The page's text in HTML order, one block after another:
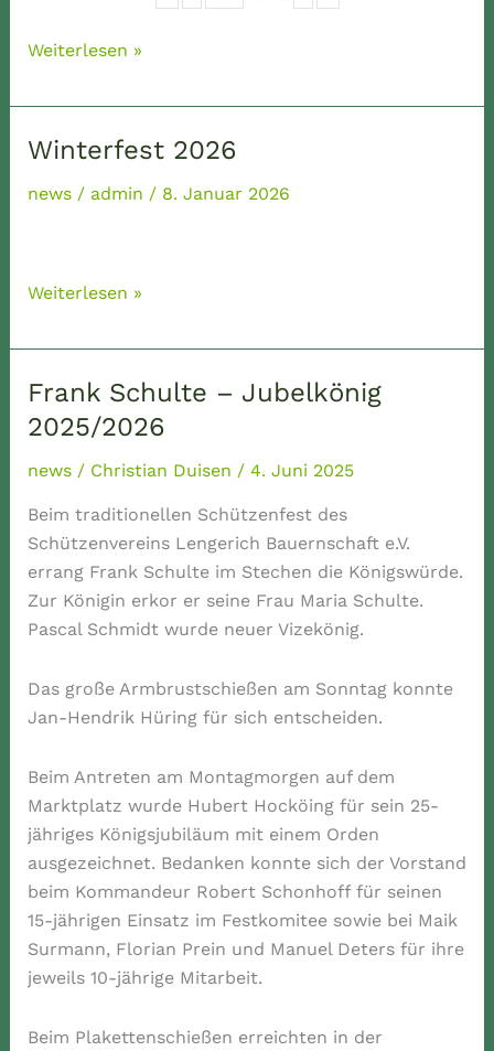
Schützenfest
Weiterlesen »
Winterfest 2026
news/ admin / 8. Januar 2026
Winterfest
Weiterlesen »
Frank Schulte – Jubelkönig
2025/2026
news/ Christian Duisen / 4. Juni 2025
Beim traditionellen Schützenfest des
Schützenvereins Lengerich Bauernschaft e.V.
errang Frank Schulte im Stechen die Königswürde.
Zur Königin erkor er seine Frau Maria Schulte.
Pascal Schmidt wurde neuer Vizekönig.
Das große Armbrustschießen am Sonntag konnte
Jan-Hendrik Hüring für sich entscheiden.
Beim Antreten am Montagmorgen auf dem
Marktplatz wurde Hubert Hocköing für sein 25-
jähriges Königsjubiläum mit einem Orden
ausgezeichnet. Bedanken konnte sich der Vorstand
beim Kommandeur Robert Schonhoff für seinen
15-jährigen Einsatz im Festkomitee sowie bei Maik
Surmann, Florian Prein und Manuel Deters für ihre
jeweils 10-jährige Mitarbeit.
Beim Plakettenschießen erreichten in der